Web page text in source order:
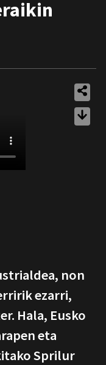
non
ezarri,
Hala, Eusko
eta
Sprilur